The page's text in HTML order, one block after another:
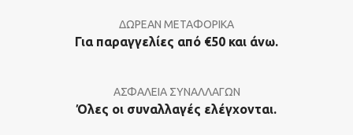
ΔΩΡΕΑΝ ΜΕΤΑΦΟΡΙΚΑ
Για παραγγελίες από €50 και άνω.
ΑΣΦΑΛΕΙΑ ΣΥΝΑΛΛΑΓΩΝ
Όλες οι συναλλαγές ελέγχονται.